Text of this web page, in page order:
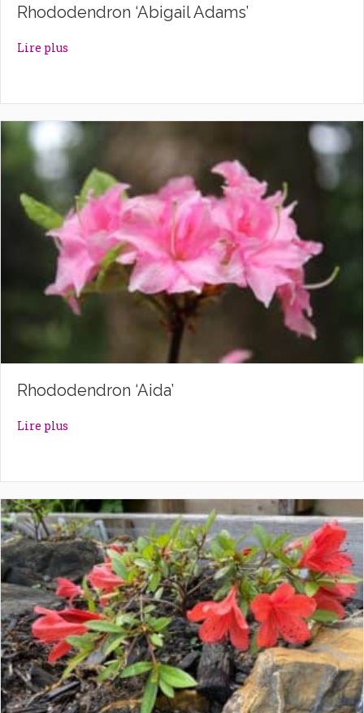
Rhododendron ‘Abigail Adams’
Lire plus
Rhododendron ‘Aida’
Lire plus